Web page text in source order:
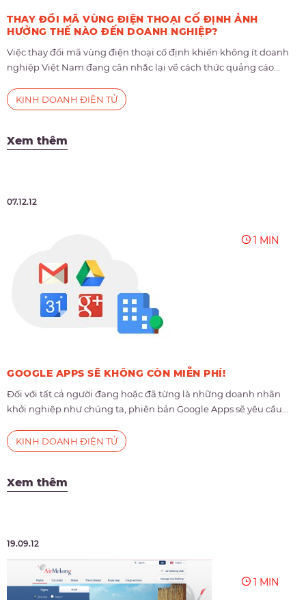
THAY ĐỔI MÃ VÙNG ĐIỆN THOẠI CỐ ĐỊNH ẢNH
HƯỞNG THẾ NÀO ĐẾN DOANH NGHIỆP?
Việc thay đổi mã vùng điện thoại cố định khiến không ít doanh
nghiệp Việt Nam đang cân nhắc lại về cách thức quảng cáo...
Xem thêm
KINH DOANH ĐIỆN TỬ
07.12.12
1 MIN
GOOGLE APPS SẼ KHÔNG CÒN MIỄN PHÍ!
Đối với tất cả người đang hoặc đã từng là những doanh nhân
khởi nghiệp như chúng ta, phiên bản Google Apps sẽ yêu cầu...
Xem thêm
KINH DOANH ĐIỆN TỬ
19.09.12
1 MIN